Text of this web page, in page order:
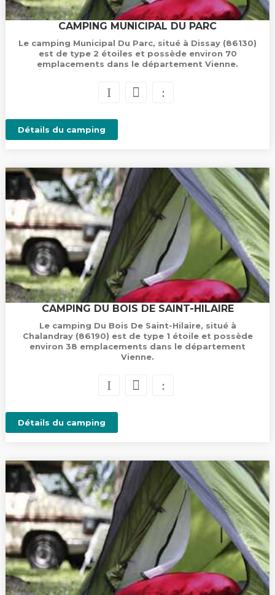
CAMPING MUNICIPAL DU PARC
Le camping Municipal Du Parc, situé à Dissay (86130)
est de type 2 étoiles et possède environ 70
emplacements dans le département Vienne.
Détails du camping
CAMPING DU BOIS DE SAINT-HILAIRE
Le camping Du Bois De Saint-Hilaire, situé à
Chalandray (86190) est de type 1 étoile et possède
environ 38 emplacements dans le département
Vienne.
Détails du camping